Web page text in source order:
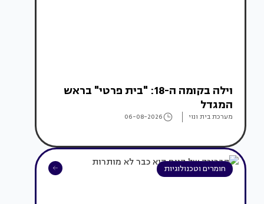
וילה בקומה ה-18: "בית פרטי" בראש
המגדל
מערכת בית ונוי 06-08-2026
חומרים וטכנולוגיות